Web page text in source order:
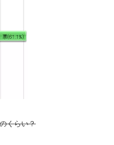
くらい？